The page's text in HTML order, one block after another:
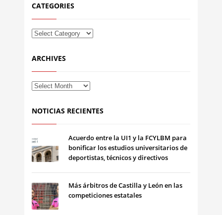
CATEGORIES
ARCHIVES
NOTICIAS RECIENTES
Acuerdo entre la UI1 y la FCYLBM para
bonificar los estudios universitarios de
deportistas, técnicos y directivos
Más árbitros de Castilla y León en las
competiciones estatales